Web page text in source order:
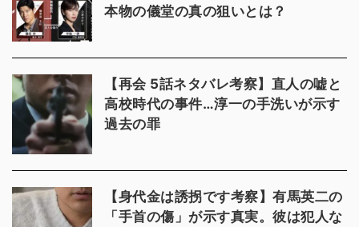
本物の儀堂の真の狙いとは？
【再会 5話ネタバレ考察】直人の嘘と
高校時代の事件…淳一の手洗いが示す
過去の罪
【身代金は誘拐です考察】有馬英二の
「手首の傷」が示す真実。彼は犯人な